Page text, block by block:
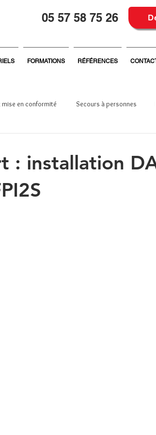
05 57 58 75 26
FORMATIONS RÉFÉRENCES
en conformité Secours à personnes
: installation